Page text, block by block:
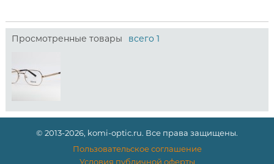
Просмотренные товары всего 1
© 2013-2026, komi-optic.ru. Все права защищены.
Пользовательское соглашение
Условия публичной оферты